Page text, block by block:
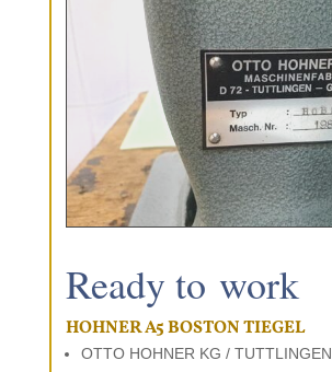
Ready to work
HOHNER A5 BOSTON TIEGEL
OTTO HOHNER KG / TUTTLINGEN